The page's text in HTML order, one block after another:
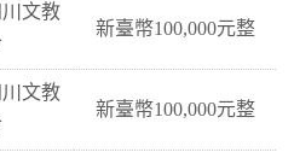
文教
新臺幣100,000元整
文教
新臺幣100,000元整